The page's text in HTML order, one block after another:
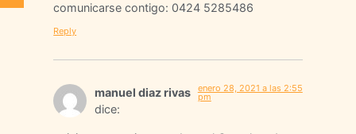
comunicarse contigo: 0424 5285486
Reply
manuel diaz rivas
dice:
enero 28, 2021 a las 2:55
pm